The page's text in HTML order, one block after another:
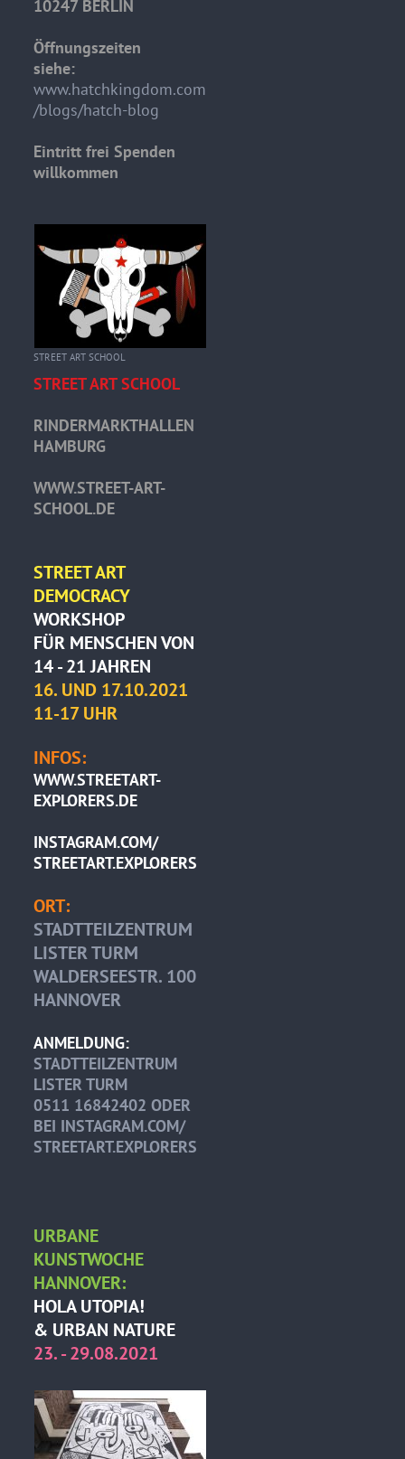
10247 BERLIN
Öffnungszeiten
siehe:
www.hatchkingdom.com
/blogs/hatch-blog
Eintritt frei Spenden
willkommen
STREET ART SCHOOL
STREET ART SCHOOL
RINDERMARKTHALLEN
HAMBURG
WWW.STREET-ART-
SCHOOL.DE
STREET ART
DEMOCRACY
WORKSHOP
FÜR MENSCHEN VON
14 - 21 JAHREN
16. UND 17.10.2021
11-17 UHR
INFOS:
WWW.STREETART-
EXPLORERS.DE
INSTAGRAM.COM/
STREETART.EXPLORERS
ORT:
STADTTEILZENTRUM
LISTER TURM
WALDERSEESTR. 100
HANNOVER
ANMELDUNG:
STADTTEILZENTRUM
LISTER TURM
0511 16842402 ODER
BEI INSTAGRAM.COM/
STREETART.EXPLORERS
URBANE
KUNSTWOCHE
HANNOVER:
HOLA UTOPIA!
& URBAN NATURE
23. - 29.08.2021